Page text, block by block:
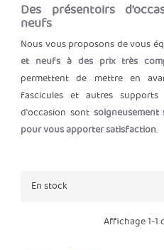
Des présentoirs
neufs
Nous vous proposons de vous
et neufs à des prix très
permettent de mettre en
fascicules et autres supports
d'occasion sont
pour vous apporter satisfaction.
En stock
Affichage 1-1